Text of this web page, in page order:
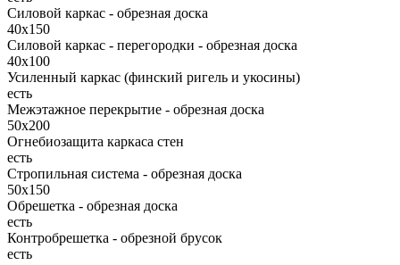
Силовой каркас - обрезная доска
40х150
Силовой каркас - перегородки - обрезная доска
40х100
Усиленный каркас (финский ригель и укосины)
есть
Межэтажное перекрытие - обрезная доска
50х200
Огнебиозащита каркаса стен
есть
Стропильная система - обрезная доска
50х150
Обрешетка - обрезная доска
есть
Контробрешетка - обрезной брусок
есть